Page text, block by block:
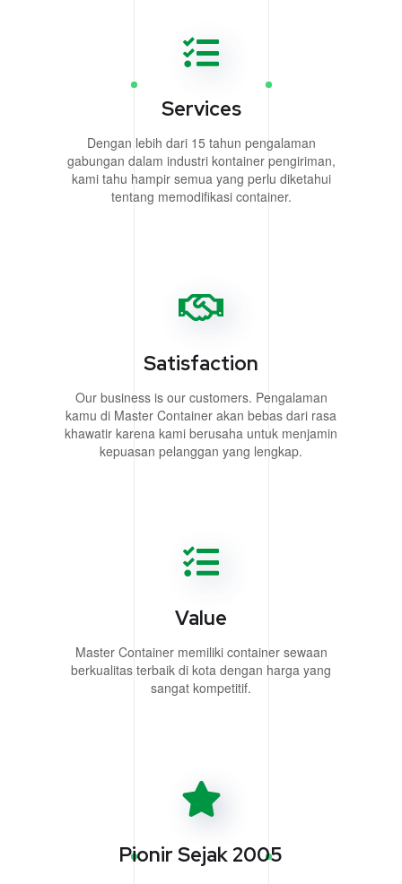
Services
Dengan lebih dari 15 tahun pengalaman
gabungan dalam industri kontainer pengiriman,
kami tahu hampir semua yang perlu diketahui
tentang memodifikasi container.
Satisfaction
Our business is our customers. Pengalaman
kamu di Master Container akan bebas dari rasa
khawatir karena kami berusaha untuk menjamin
kepuasan pelanggan yang lengkap.
Value
Master Container memiliki container sewaan
berkualitas terbaik di kota dengan harga yang
sangat kompetitif.
Pionir Sejak 2005